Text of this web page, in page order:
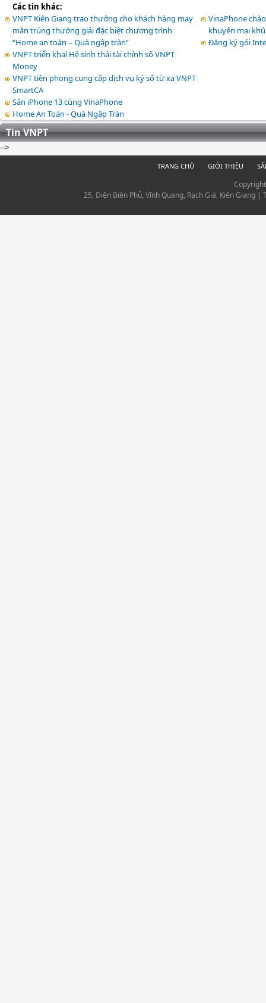
Các tin khác:
VNPT Kiên Giang trao thưởng cho khách hàng may
mắn trúng thưởng giải đặc biệt chương trình
“Home an toàn – Quà ngập tràn”
VNPT triển khai Hệ sinh thái tài chính số VNPT
Money
VNPT tiên phong cung cấp dịch vụ ký số từ xa VNPT
SmartCA
Săn iPhone 13 cùng VinaPhone
Home An Toàn - Quà Ngập Tràn
VinaPhone
khuyến mại
Đăng ký gói
Tin VNPT
-->
TRANG CHỦ GIỚI THIỆU
25, Điện Biên Phủ, Vĩnh Quang, Rạch Giá, Kiên Giang